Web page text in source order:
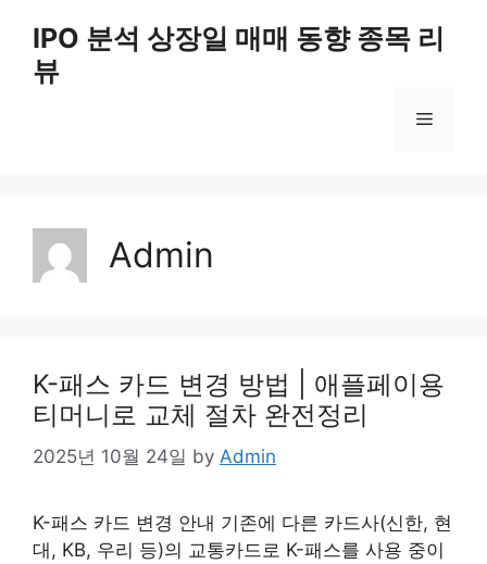
content
IPO 분석 상장일 매매 동향 종목 리
뷰
Menu
Admin
K-패스 카드 변경 방법 | 애플페이용
티머니로 교체 절차 완전정리
2025년 10월 24일 by Admin
K-패스 카드 변경 안내 기존에 다른 카드사(신한, 현
대, KB, 우리 등)의 교통카드로 K-패스를 사용 중이